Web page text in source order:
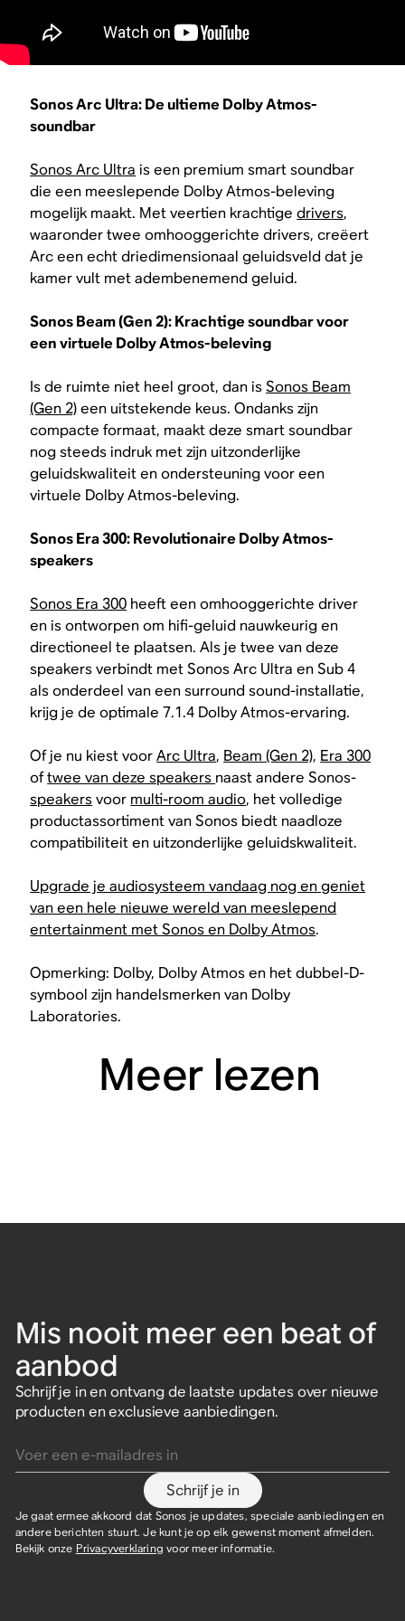
Sonos Arc Ultra: De ultieme Dolby Atmos-
soundbar
Sonos Arc Ultra is een premium smart soundbar
die een meeslepende Dolby Atmos-beleving
mogelijk maakt. Met veertien krachtigedrivers,
waaronder twee omhooggerichte drivers, creëert
Arc een echt driedimensionaal geluidsveld dat je
kamer vult met adembenemend geluid.
Sonos Beam (Gen 2): Krachtige soundbar voor
een virtuele Dolby Atmos-beleving
Is de ruimte niet heel groot, dan isSonos Beam
(Gen 2)een uitstekende keus. Ondanks zijn
compacte formaat, maakt deze smart soundbar
nog steeds indruk met zijn uitzonderlijke
geluidskwaliteit en ondersteuning voor een
virtuele Dolby Atmos-beleving.
Sonos Era 300: Revolutionaire Dolby Atmos-
speakers
Sonos Era 300 heeft een omhooggerichte driver
en is ontworpen om hifi-geluid nauwkeurig en
directioneel te plaatsen. Als je twee van deze
speakers verbindt met Sonos Arc Ultra en Sub 4
als onderdeel van een surround sound-installatie,
krijg je de optimale 7.1.4 Dolby Atmos-ervaring.
Of je nu kiest voorArc Ultra, Beam (Gen 2), Era 300
oftwee van deze speakers naast andere Sonos-
speakersvoor multi-room audio, het volledige
productassortiment van Sonos biedt naadloze
compatibiliteit en uitzonderlijke geluidskwaliteit.
Upgrade je audiosysteem vandaag nog en geniet
van een hele nieuwe wereld van meeslepend
entertainment met Sonos en Dolby Atmos.
Opmerking: Dolby, Dolby Atmos en het dubbel-D-
symbool zijn handelsmerken van Dolby
Laboratories.
Meer lezen
Mis nooit meer een beat of
aanbod
Schrijf je in en ontvang de laatste updates over nieuwe
producten en exclusieve aanbiedingen.
Schrijf je in
Je gaat ermee akkoord dat Sonos je updates, speciale aanbiedingen en
andere berichten stuurt. Je kunt je op elk gewenst moment afmelden.
Bekijk onze Privacyverklaring voor meer informatie.